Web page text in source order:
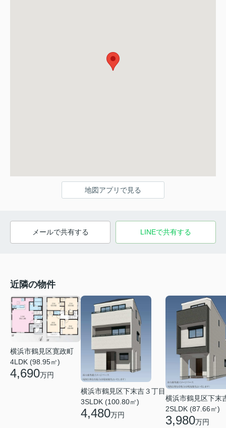
地図アプリで見る
メールで共有する LINEで共有する
近隣の物件
横浜市鶴見区寛政町
4LDK (98.95㎡)
4,690万円
横浜市鶴見区下末吉３丁目
3SLDK (100.80㎡)
4,480万円
横浜市鶴見区下末
2SLDK (87.66㎡)
3,980万円